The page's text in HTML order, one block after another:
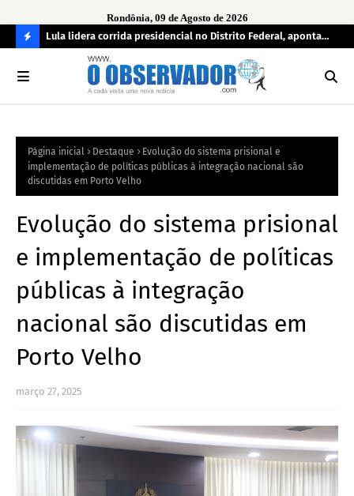
Rondônia, 09 de Agosto de 2026
O
R
A
Lula lidera corrida presidencial no Distrito Federal, aponta
pesquisa; Flávio Bolsonaro aparece em segundo
Página inicial Destaque
Evolução do sistema prisional e
implementação de políticas públicas à integração nacional são
discutidas em Porto Velho
Evolução do sistema prisional
e implementação de políticas
públicas à integração
nacional são discutidas em
Porto Velho
março 27, 2025